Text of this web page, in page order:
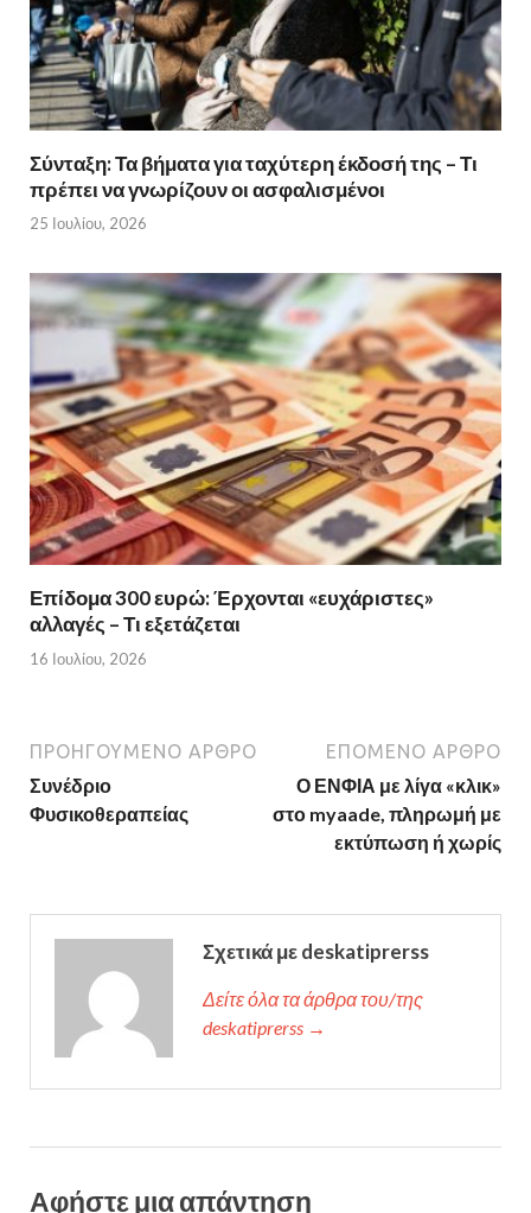
Σύνταξη: Τα βήματα για ταχύτερη έκδοσή της – Τι
πρέπει να γνωρίζουν οι ασφαλισμένοι
25 Ιουλίου, 2026
Επίδομα 300 ευρώ: Έρχονται «ευχάριστες»
αλλαγές – Τι εξετάζεται
16 Ιουλίου, 2026
ΠΡΟΗΓΟΎΜΕΝΟ ΆΡΘΡΟ
Συνέδριο
Φυσικοθεραπείας
ΕΠΌΜΕΝΟ ΆΡΘΡΟ
Ο ΕΝΦΙΑ με λίγα «κλικ»
στο myaade, πληρωμή με
εκτύπωση ή χωρίς
Σχετικά με deskatiprerss
Δείτε όλα τα άρθρα του/της
deskatiprerss →
Αφήστε μια απάντηση